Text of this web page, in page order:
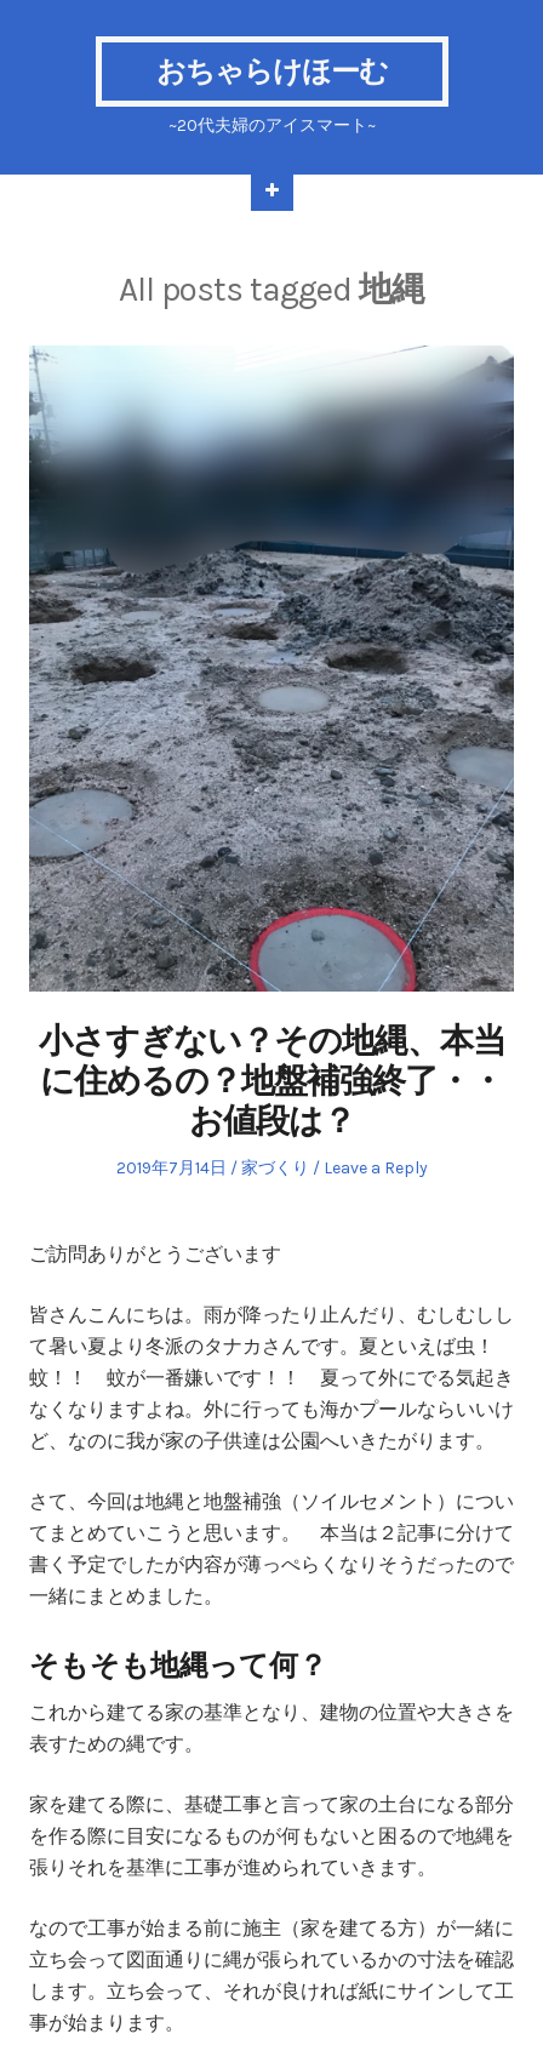
おちゃらけほーむ
~20代夫婦のアイスマート~
All posts tagged地縄
小さすぎない？その地縄、本当
に住めるの？地盤補強終了・・
お値段は？
Posted
2019年7月14日
Posted
家づくり Leave a Reply
ご訪問ありがとうございます
皆さんこんにちは。雨が降ったり止んだり、むしむしし
て暑い夏より冬派のタナカさんです。夏といえば虫！
蚊！！ 蚊が一番嫌いです！！ 夏って外にでる気起き
なくなりますよね。外に行っても海かプールならいいけ
ど、なのに我が家の子供達は公園へいきたがります。
さて、今回は地縄と地盤補強（ソイルセメント）につい
てまとめていこうと思います。 本当は２記事に分けて
書く予定でしたが内容が薄っぺらくなりそうだったので
一緒にまとめました。
そもそも地縄って何？
これから建てる家の基準となり、 建物の位置や大きさを
表すための縄です。
家を建てる際に、基礎工事と言って家の土台になる部分
を作る際に目安になるものが何もないと困るので地縄を
張りそれを基準に工事が進められていきます。
なので工事が始まる前に施主（家を建てる方）が一緒に
立ち会って図面通りに縄が張られているかの寸法を確認
します。立ち会って、それが良ければ紙にサインして工
事が始まります。